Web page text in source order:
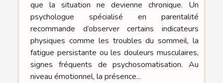
que la situation ne devienne chronique. Un
psychologue spécialisé en parentalité
recommande d’observer certains indicateurs
physiques comme les troubles du sommeil, la
fatigue persistante ou les douleurs musculaires,
signes fréquents de psychosomatisation. Au
niveau émotionnel, la présence...